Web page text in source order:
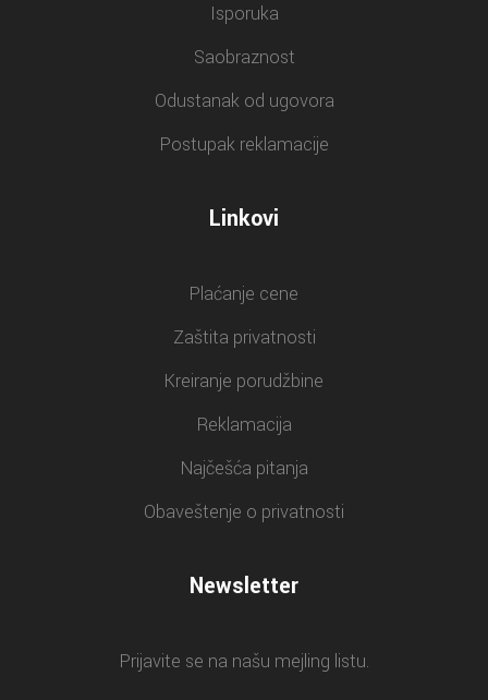
Isporuka
Saobraznost
Odustanak od ugovora
Postupak reklamacije
Linkovi
Plaćanje cene
Zaštita privatnosti
Kreiranje porudžbine
Reklamacija
Najčešća pitanja
Obaveštenje o privatnosti
Newsletter
Prijavite se na našu mejling listu.